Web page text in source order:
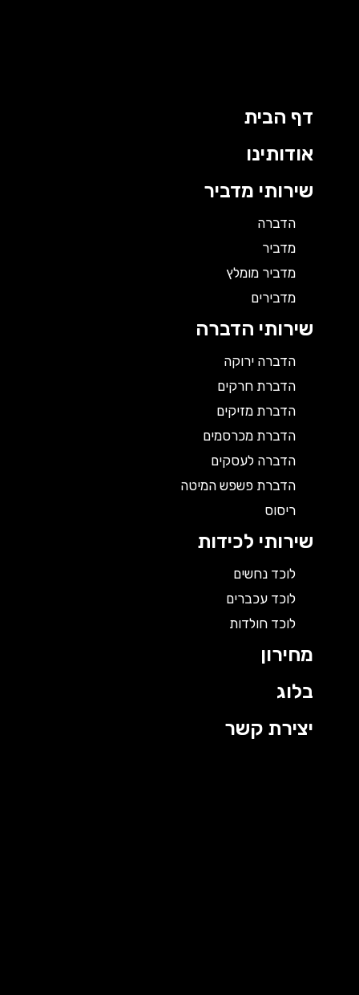
דף הבית
אודותינו
שירותי מדביר
הדברה
מדביר
מדביר מומלץ
מדבירים
שירותי הדברה
הדברה ירוקה
הדברת חרקים
הדברת מזיקים
הדברת מכרסמים
הדברה לעסקים
הדברת פשפש המיטה
ריסוס
שירותי לכידות
לוכד נחשים
לוכד עכברים
לוכד חולדות
מחירון
בלוג
יצירת קשר